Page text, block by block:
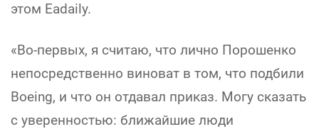
этом Eadaily.
«Во-первых, я считаю, что лично Порошенко
непосредственно виноват в том, что подбили
Boeing, и что он отдавал приказ. Могу сказать
с уверенностью: ближайшие люди